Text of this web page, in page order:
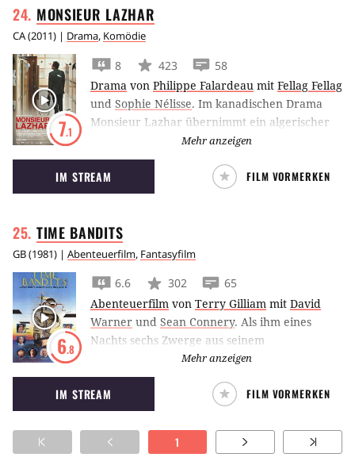
MONSIEUR LAZHAR
CA(2011) | Drama, Komödie
7.1
8 423
58
Drama von Philippe Falardeau mit Fellag Fellag
und Sophie Nélisse. Im kanadischen Drama
Monsieur Lazhar übernimmt ein algerischer
Flüchtling eine traumatisierte
Grundschulklasse. Gegenseitig helfen sie sich,
ihr Schicksal zu verarbeiten.
Mehr anzeigen
IM STREAM FILM VORMERKEN
TIME BANDITS
GB(1981) | Abenteuerfilm, Fantasyfilm
6.8
6.6 302
65
Abenteuerfilm von Terry Gilliam mit David
Warner und Sean Connery. Als ihm eines
Nachts sechs Zwerge aus seinem
Kleiderschrank entgegenpurzeln, kann der
kleine Kevin seinen Augen nicht trauen. Die
Zwerge erzählen ihm, dass sie dem Obersten
Wesen eine Karte mit Zeitlöchern gestohlen
haben, um erfolgreiche Banditen zu werden.
Der Junge lässt sich nicht lange bitten und
Mehr anzeigen
IM STREAM FILM VORMERKEN
1